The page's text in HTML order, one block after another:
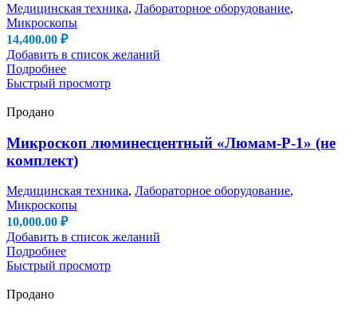
Медицинская техника, Лабораторное оборудование,
Микроскопы
14,400.00 ₽
Добавить в список желаний
Подробнее
Быстрый просмотр
Продано
Микроскоп люминесцентный «Люмам-Р-1» (не
комплект)
Медицинская техника, Лабораторное оборудование,
Микроскопы
10,000.00 ₽
Добавить в список желаний
Подробнее
Быстрый просмотр
Продано